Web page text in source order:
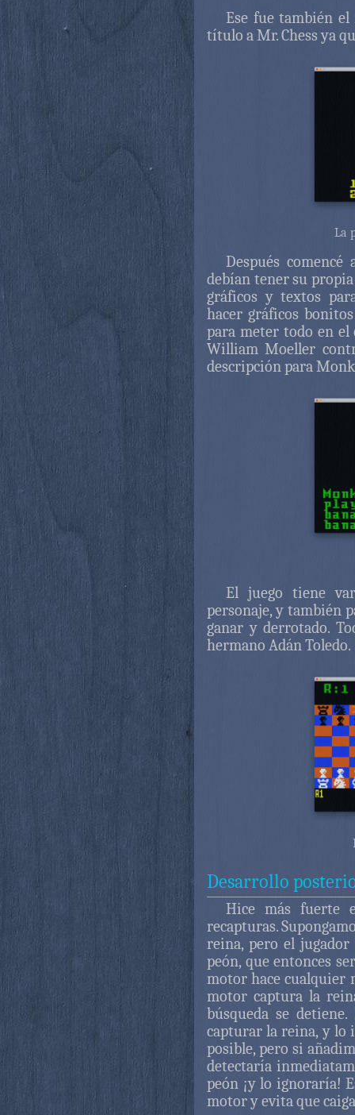
Ese fue también
título a Mr. Chess ya
La
Después
debían tener su
gráficos y textos
hacer gráficos
para meter todo en
William Moeller
descripción para
El juego tiene
personaje, y también
ganar y derrotado.
hermano Adán Toledo.
Desarrollo
Hice más fuerte
recapturas.
reina, pero el
peón, que entonces
motor hace cualquier
motor captura la
búsqueda se
capturar la reina, y lo
posible, pero si
detectaría
peón ¡y lo ignoraría!
motor y evita que